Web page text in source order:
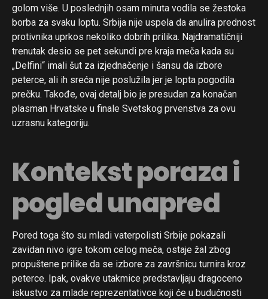
golom više. U poslednjih osam minuta vodila se žestoka
borba za svaku loptu. Srbija nije uspela da anulira prednost
protivnika uprkos nekoliko dobrih prilika. Najdramatičniji
trenutak desio se pet sekundi pre kraja meča kada su
„Delfini“ imali šut za izjednačenje i šansu da izbore
peterce, ali ih sreća nije poslužila jer je lopta pogodila
prečku. Takođe, ovaj detalj bio je presudan za konačan
plasman Hrvatske u finale Svetskog prvenstva za ovu
uzrasnu kategoriju.
Kontekst poraza i
pogled unapred
Pored toga što su mladi vaterpolisti Srbije pokazali
zavidan nivo igre tokom celog meča, ostaje žal zbog
propuštene prilike da se izbore za završnicu turnira kroz
peterce. Ipak, ovakve utakmice predstavljaju dragoceno
iskustvo za mlade reprezentativce koji će u budućnosti